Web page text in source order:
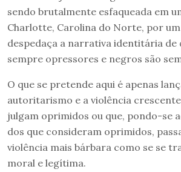
sendo brutalmente esfaqueada em
Charlotte, Carolina do Norte, por
despedaça a narrativa identitária de
sempre opressores e negros são
O que se pretende aqui é apenas
autoritarismo e a violência
julgam oprimidos ou que, pondo-se
dos que consideram oprimidos,
violência mais bárbara como se se
moral e legítima.